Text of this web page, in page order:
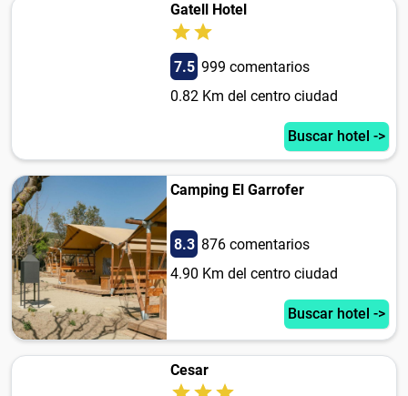
Gatell Hotel
7.5 999 comentarios
0.82 Km del centro ciudad
Buscar hotel ->
Camping El Garrofer
8.3 876 comentarios
4.90 Km del centro ciudad
Buscar hotel ->
Cesar